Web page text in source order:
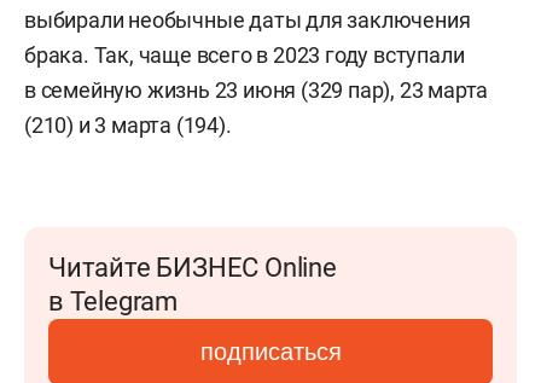
выбирали необычные даты для заключения
брака. Так, чаще всего в 2023 году вступали
в семейную жизнь 23 июня (329 пар), 23 марта
(210) и 3 марта (194).
Читайте БИЗНЕС Online
в Telegram
подписаться